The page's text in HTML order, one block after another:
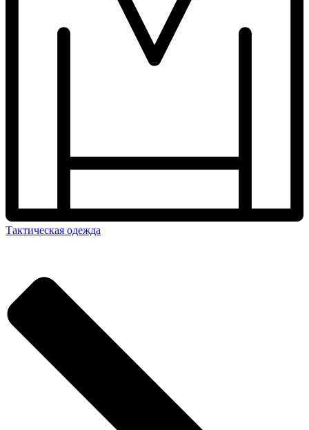
Тактическая одежда